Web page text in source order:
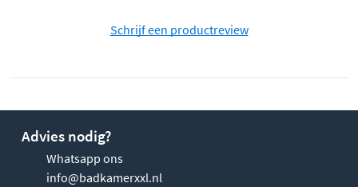
Schrijf een productreview
Advies nodig?
Whatsapp ons
info@badkamerxxl.nl